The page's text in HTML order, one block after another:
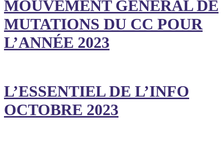
MOUVEMENT GÉNÉRAL DE
MUTATIONS DU CC POUR
L’ANNÉE 2023
L’ESSENTIEL DE L’INFO
OCTOBRE 2023